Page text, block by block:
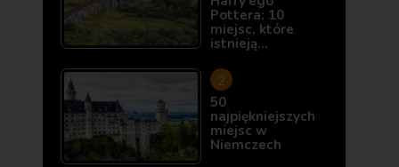
Pottera: 10
miejsc, które
istnieją…
50
najpiękniejszych
miejsc w
Niemczech